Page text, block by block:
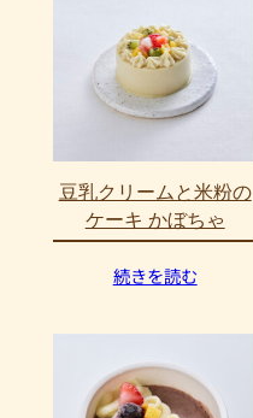
豆乳クリームと米粉の
ケーキ かぼちゃ
続きを読む